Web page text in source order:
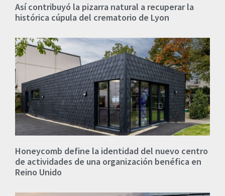
Así contribuyó la pizarra natural a recuperar la
histórica cúpula del crematorio de Lyon
Honeycomb define la identidad del nuevo centro
de actividades de una organización benéfica en
Reino Unido